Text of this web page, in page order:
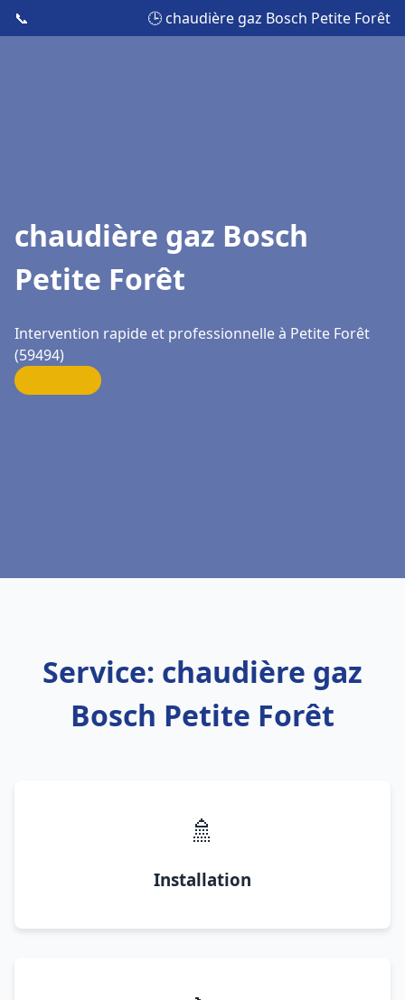
📞 🕒 chaudière gaz Bosch Petite Forêt
chaudière gaz Bosch
Petite Forêt
Intervention rapide et professionnelle à Petite Forêt
(59494)
Service: chaudière gaz
Bosch Petite Forêt
🚿
Installation